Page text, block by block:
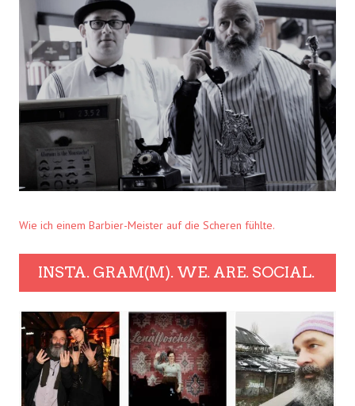
Wie ich einem Barbier-Meister auf die Scheren fühlte.
INSTA. GRAM(M). WE. ARE. SOCIAL.